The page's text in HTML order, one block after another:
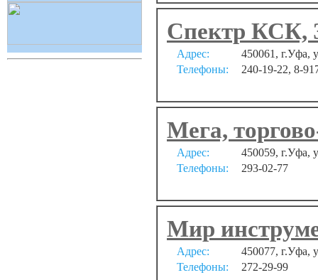
Спектр КСК,
Адрес:
450061, г.Уфа,
Телефоны:
240-19-22, 8-
Мега,
Адрес:
450059, г.Уфа,
Телефоны:
293-02-77
Мир
Адрес:
450077, г.Уфа,
Телефоны:
272-29-99